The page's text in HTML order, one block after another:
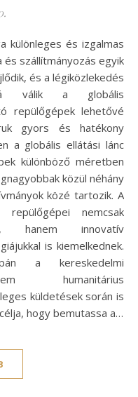
szállítmányozás egyik
és a légiközlekedés
válik a globális
repülőgépek lehetővé
gyors és hatékony
a globális ellátási lánc
különböző méretben
közül néhány
közé tartozik. A
repülőgépei nemcsak
hanem innovatív
is kiemelkednek.
a kereskedelmi
humanitárius
küldetések során is
hogy bemutassa a…